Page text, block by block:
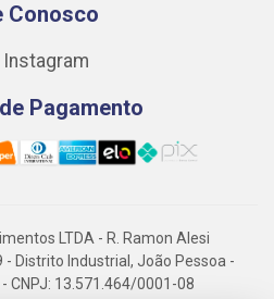
Conosco
Instagram
Pagamento
LTDA - R. Ramon Alesi
Distrito Industrial, João Pessoa -
CNPJ: 13.571.464/0001-08